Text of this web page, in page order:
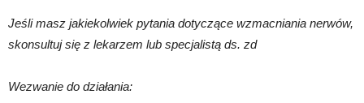
Jeśli masz jakiekolwiek pytania dotyczące wzmacniania nerwów,
skonsultuj się z lekarzem lub specjalistą ds. zd
Wezwanie do działania: